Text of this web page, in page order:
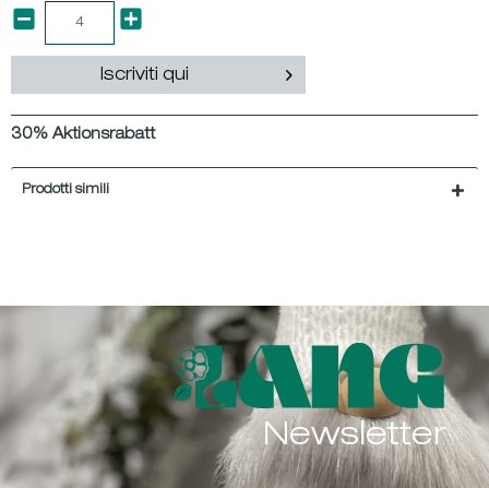
Iscriviti qui
30% Aktionsrabatt
Prodotti simili
Newsletter